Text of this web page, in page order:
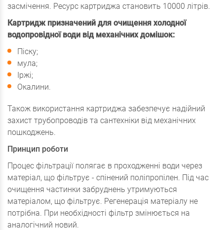
засмічення. Ресурс картриджа становить 10000 літрів.
Картридж призначений для очищення холодної
водопровідної води від механічних домішок:
Піску;
мула;
Іржі;
Окалини.
Також використання картриджа забезпечує надійний
захист трубопроводів та сантехніки від механічних
пошкоджень.
Принцип роботи
Процес фільтрації полягає в проходженні води через
матеріал, що фільтрує - спінений поліпропілен. Під час
очищення частинки забруднень утримуються
матеріалом, що фільтрує. Регенерація матеріалу не
потрібна. При необхідності фільтр змінюється на
аналогічний новий.